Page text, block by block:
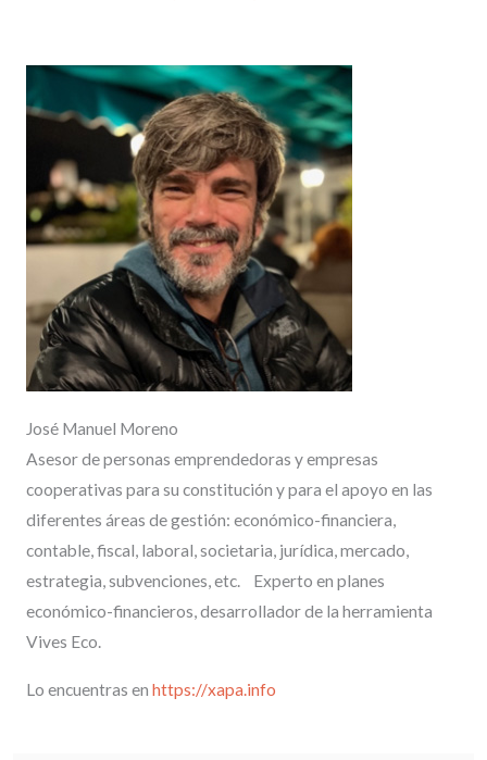
José Manuel Moreno
Asesor de personas emprendedoras y empresas
cooperativas para su constitución y para el apoyo en las
diferentes áreas de gestión: económico-financiera,
contable, fiscal, laboral, societaria, jurídica, mercado,
estrategia, subvenciones, etc. Experto en planes
económico-financieros, desarrollador de la herramienta
Vives Eco.
Lo encuentras en https://xapa.info